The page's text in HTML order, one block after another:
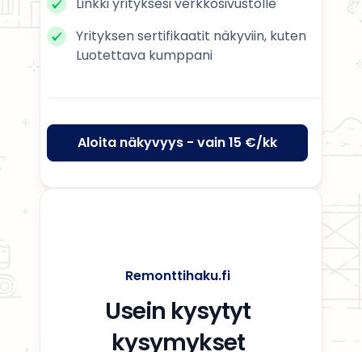
Yrityksen sertifikaatit näkyviin, kuten
Luotettava kumppani
Aloita näkyvyys - vain 15 €/kk
Remonttihaku.fi
Usein kysytyt
kysymykset